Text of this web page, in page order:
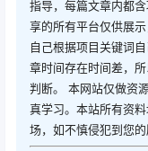
指导，每篇文章内都
享的所有平台仅供展
自己根据项目关键词
章时间存在时间差，
判断。 本网站仅做资
真学习。本站所有资
场，如不慎侵犯到您